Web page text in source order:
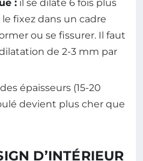
: il se dilate 6 fois plus
fixez dans un cadre
ou se fissurer. Il faut
de 2-3 mm par
épaisseurs (15-20
devient plus cher que
D’INTÉRIEUR